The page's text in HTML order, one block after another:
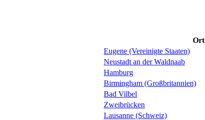
Ort
Eugene (Vereinigte Staaten)
Neustadt an der Waldnaab
Hamburg
Birmingham (Großbritannien)
Bad Vilbel
Zweibrücken
Lausanne (Schweiz)